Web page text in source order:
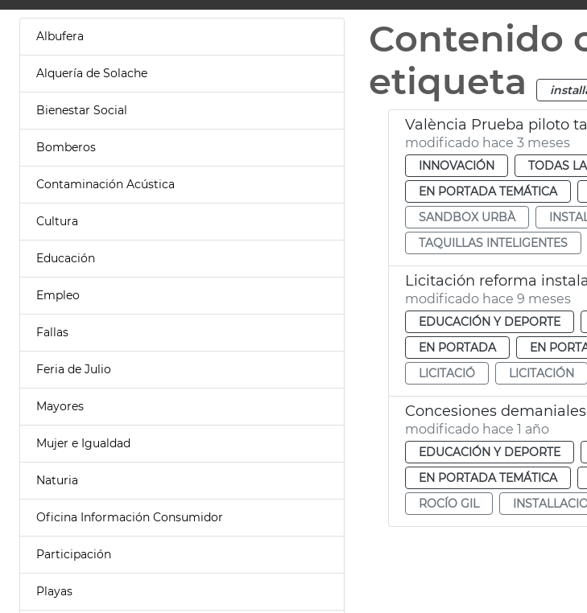
Albufera
Alquería de Solache
Bienestar Social
Bomberos
Contaminación Acústica
Cultura
Educación
Empleo
Fallas
Feria de Julio
Mayores
Mujer e Igualdad
Naturia
Oficina Información Consumidor
Participación
Playas
Contenido
etiqueta
València Prueba piloto
modificado hace 3 meses
INNOVACIÓN TODAS
EN PORTADA TEMÁTICA
SANDBOX URBÀ
TAQUILLAS INTELIGENTES
Licitación reforma
modificado hace 9 meses
EDUCACIÓN Y DEPORTE
EN PORTADA
EN
LICITACIÓ
LICITACIÓN
Concesiones
modificado hace 1 año
EDUCACIÓN Y DEPORTE
EN PORTADA TEMÁTICA
ROCÍO GIL